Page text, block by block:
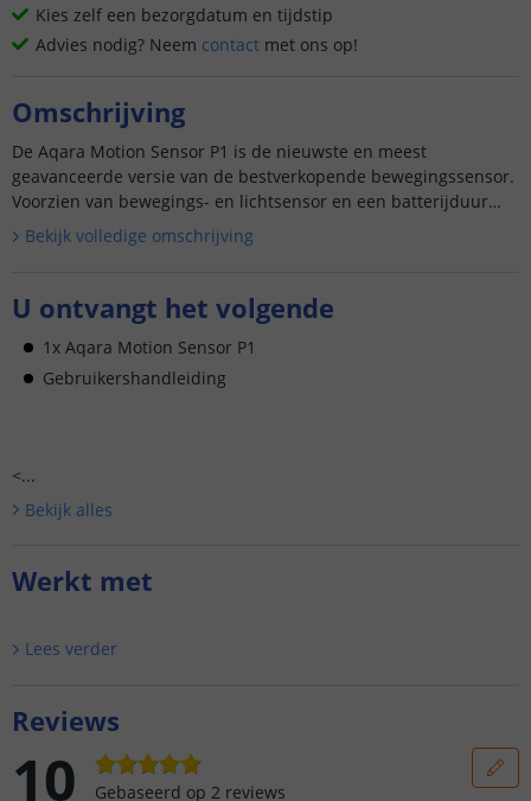
Kies zelf een bezorgdatum en tijdstip
Advies nodig? Neem contact met ons op!
Omschrijving
De Aqara Motion Sensor P1 is de nieuwste en meest
geavanceerde versie van de bestverkopende bewegingssensor.
Voorzien van bewegings- en lichtsensor en een batterijduur
van 5 jaar is dit de perfecte bewegingssensor voor uw smart
home. Dan...
Bekijk volledige omschrijving
U ontvangt het volgende
1x Aqara Motion Sensor P1
Gebruikershandleiding
<...
Bekijk alles
Werkt met
Lees verder
Reviews
10 Gebaseerd op 2 reviews